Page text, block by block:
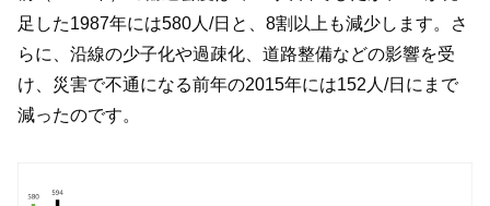
足した1987年には580人/日と、8割以上も減少します。さ
らに、沿線の少子化や過疎化、道路整備などの影響を受
け、災害で不通になる前年の2015年には152人/日にまで
減ったのです。